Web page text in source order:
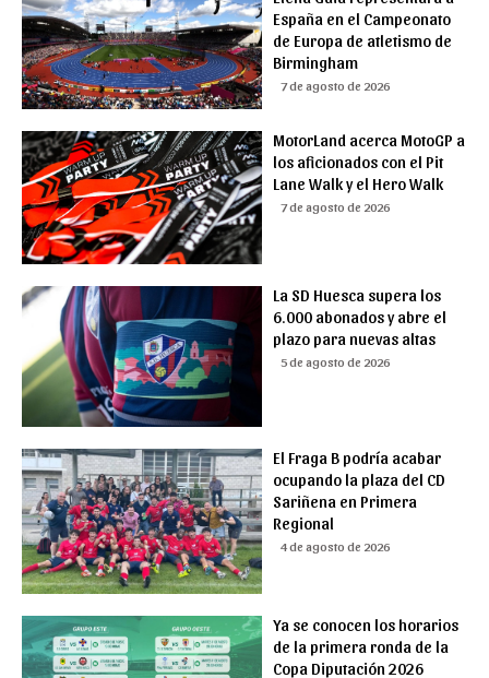
España en el Campeonato
de Europa de atletismo de
Birmingham
7 de agosto de 2026
MotorLand acerca MotoGP a
los aficionados con el Pit
Lane Walk y el Hero Walk
7 de agosto de 2026
La SD Huesca supera los
6.000 abonados y abre el
plazo para nuevas altas
5 de agosto de 2026
El Fraga B podría acabar
ocupando la plaza del CD
Sariñena en Primera
Regional
4 de agosto de 2026
Ya se conocen los horarios
de la primera ronda de la
Copa Diputación 2026